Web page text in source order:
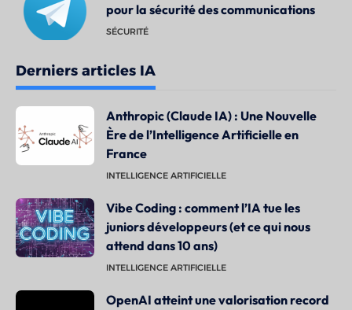
pour la sécurité des communications
SÉCURITÉ
Derniers articles IA
Anthropic (Claude IA) : Une Nouvelle
Ère de l’Intelligence Artificielle en
France
INTELLIGENCE ARTIFICIELLE
Vibe Coding : comment l’IA tue les
juniors développeurs (et ce qui nous
attend dans 10 ans)
INTELLIGENCE ARTIFICIELLE
OpenAI atteint une valorisation record